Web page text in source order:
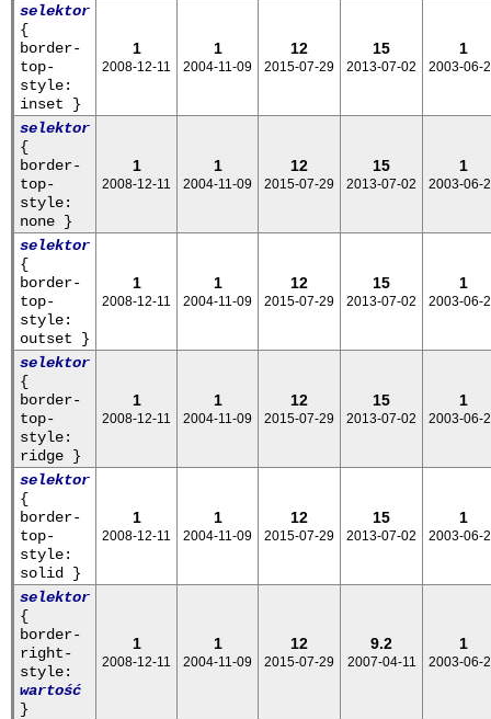
selektor
{
border-
top-
style:
inset }
1
2008-12-11
1
2004-11-09
12
2015-07-29
15
2013-07-02
1
2003-06-
selektor
{
border-
top-
style:
none }
1
2008-12-11
1
2004-11-09
12
2015-07-29
15
2013-07-02
1
2003-06-
selektor
{
border-
top-
style:
outset }
1
2008-12-11
1
2004-11-09
12
2015-07-29
15
2013-07-02
1
2003-06-
selektor
{
border-
top-
style:
ridge }
1
2008-12-11
1
2004-11-09
12
2015-07-29
15
2013-07-02
1
2003-06-
selektor
{
border-
top-
style:
solid }
1
2008-12-11
1
2004-11-09
12
2015-07-29
15
2013-07-02
1
2003-06-
selektor
{
border-
right-
style:
wartość
}
1
2008-12-11
1
2004-11-09
12
2015-07-29
9.2
2007-04-11
1
2003-06-